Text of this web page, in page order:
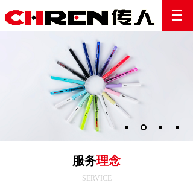
服务理念
SERVICE